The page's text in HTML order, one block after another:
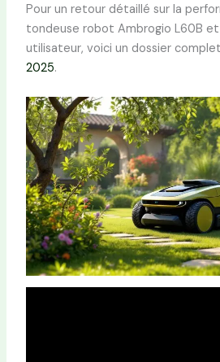
Pour un retour détaillé sur la
tondeuse robot Ambrogio L60B et
utilisateur, voici un dossier
2025.